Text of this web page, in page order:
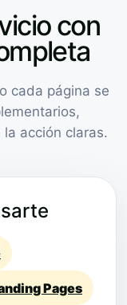
con
cada página se
acción claras.
Pages